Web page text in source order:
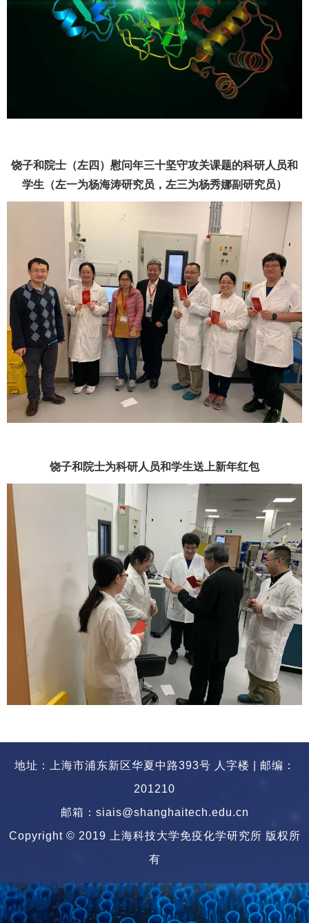
饶子和院士（左四）慰问年三十坚守攻关课题的科研人员和
学生（左一为杨海涛研究员，左三为杨秀娜副研究员）
饶子和院士为科研人员和学生送上新年红包
地址：上海市浦东新区华夏中路393号 人字楼 | 邮编：
201210
邮箱：siais@shanghaitech.edu.cn
Copyright © 2019 上海科技大学免疫化学研究所 版权所
有